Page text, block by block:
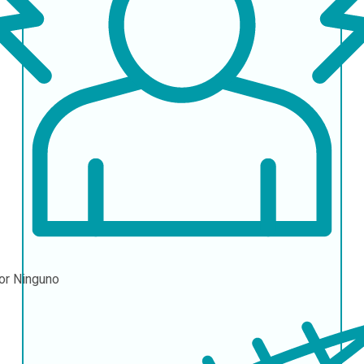
Ninguno